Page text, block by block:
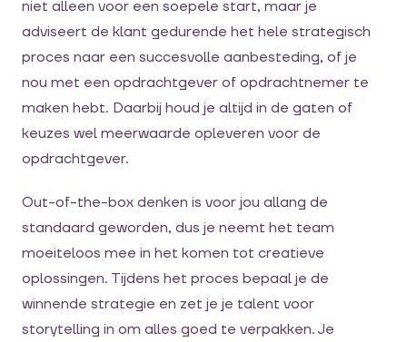
niet alleen voor een soepele start, maar je
adviseert de klant gedurende het hele strategisch
proces naar een succesvolle aanbesteding, of je
nou met een opdrachtgever of opdrachtnemer te
maken hebt. Daarbij houd je altijd in de gaten of
keuzes wel meerwaarde opleveren voor de
opdrachtgever.
Out-of-the-box denken is voor jou allang de
standaard geworden, dus je neemt het team
moeiteloos mee in het komen tot creatieve
oplossingen. Tijdens het proces bepaal je de
winnende strategie en zet je je talent voor
storytelling in om alles goed te verpakken. Je